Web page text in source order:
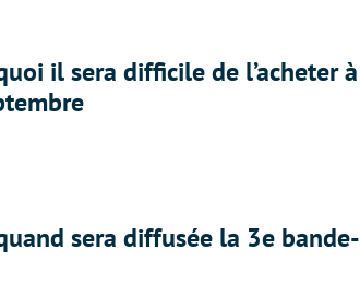
il sera difficile de l’acheter à
sera diffusée la 3e bande-